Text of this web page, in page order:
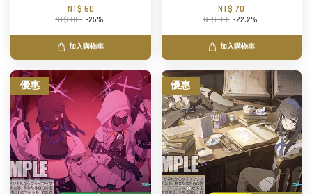
NT$ 60
NT$ 80 -25%
加入購物車
NT$ 70
NT$ 90 -22.2%
加入購物車
優惠 優惠